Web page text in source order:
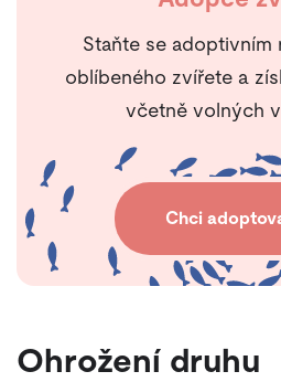
Staňte se adoptivním
oblíbeného zvířete a
včetně volných
Chci
Ohrožení druhu